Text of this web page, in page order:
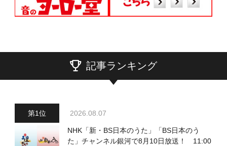
記事ランキング
2026.08.07
NHK「新・BS日本のうた」「BS日本のう
た」チャンネル銀河で8月10日放送！ 11:00